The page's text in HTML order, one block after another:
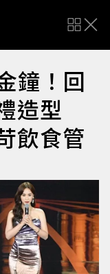
鐘！回
造型
飲食管